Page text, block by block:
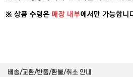
배송/교환/반품/환불/취소 안내